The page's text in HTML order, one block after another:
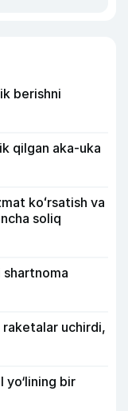
berishni
qilgan aka-uka
koʻrsatish va
soliq
shartnoma
raketalar uchirdi,
bir